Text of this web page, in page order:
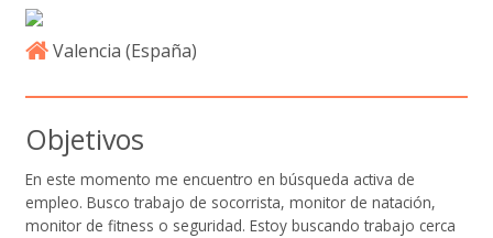
Valencia (España)
Objetivos
En este momento me encuentro en búsqueda activa de
empleo. Busco trabajo de socorrista, monitor de natación,
monitor de fitness o seguridad. Estoy buscando trabajo cerca